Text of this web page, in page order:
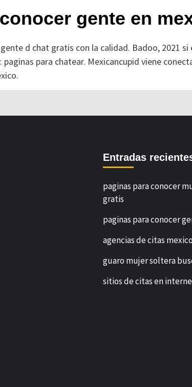
gente en
d chat gratis con la calidad. Badoo, 2021
para chatear. Mexicancupid viene
Entradas
paginas para conocer
gratis
paginas para conocer
agencias de citas mexico
guaro mujer soltera
sitios de citas en